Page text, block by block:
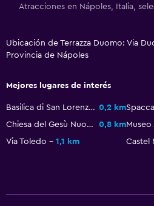
Atracciones en Nápoles, Italia,
Ubicación de Terrazza Duomo: Via
Provincia de Nápoles
Mejores lugares de interés
Basilica di San Lorenzo Maggiore 0,2 km
Chiesa del Gesù Nuovo
0,8 km
Via Toledo
1,1 km Castel